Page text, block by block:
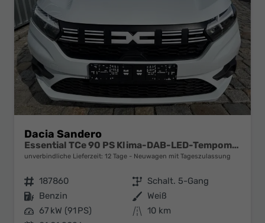
Dacia Sandero
Essential TCe 90 PS Klima-DAB-LED-Tempomat-Limiter-sofort
unverbindliche Lieferzeit: 12 Tage Neuwagen mit Tageszulassung
Fahrzeugnr. 187860 Getriebe Schalt. 5-Gang
Kraftstoff Benzin Außenfarbe Weiß
Leistung 67 kW (91 PS) Kilometerstand 10 km